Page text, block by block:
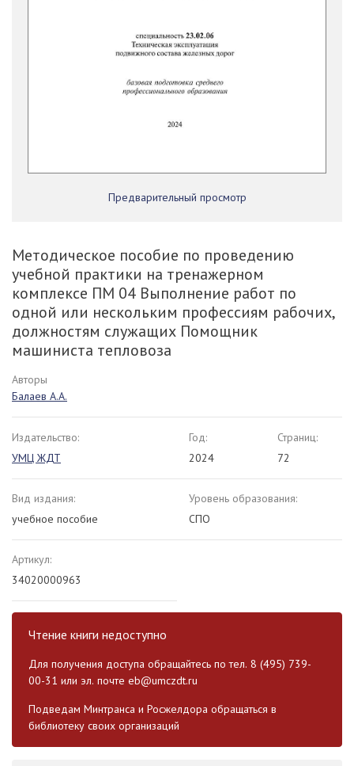
Предварительный просмотр
Методическое пособие по проведению
учебной практики на тренажерном
комплексе ПМ 04 Выполнение работ по
одной или нескольким профессиям рабочих,
должностям служащих Помощник
машиниста тепловоза
Авторы
Балаев А.А.
Издательство:
УМЦ ЖДТ
Год:
2024
Страниц:
72
Вид издания:
учебное пособие
Уровень образования:
СПО
Артикул:
34020000963
Чтение книги недоступно
Для получения доступа обращайтесь по тел. 8 (495) 739-
00-31 или эл. почте eb@umczdt.ru
Подведам Минтранса и Росжелдора обращаться в
библиотеку своих организаций